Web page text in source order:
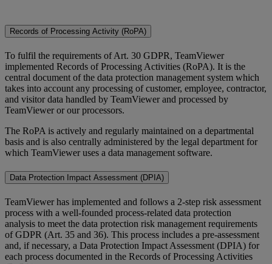
Records of Processing Activity (RoPA)
To fulfil the requirements of Art. 30 GDPR, TeamViewer
implemented Records of Processing Activities (RoPA). It is the
central document of the data protection management system which
takes into account any processing of customer, employee, contractor,
and visitor data handled by TeamViewer and processed by
TeamViewer or our processors.
The RoPA is actively and regularly maintained on a departmental
basis and is also centrally administered by the legal department for
which TeamViewer uses a data management software.
Data Protection Impact Assessment (DPIA)
TeamViewer has implemented and follows a 2-step risk assessment
process with a well-founded process-related data protection
analysis to meet the data protection risk management requirements
of GDPR (Art. 35 and 36). This process includes a pre-assessment
and, if necessary, a Data Protection Impact Assessment (DPIA) for
each process documented in the Records of Processing Activities